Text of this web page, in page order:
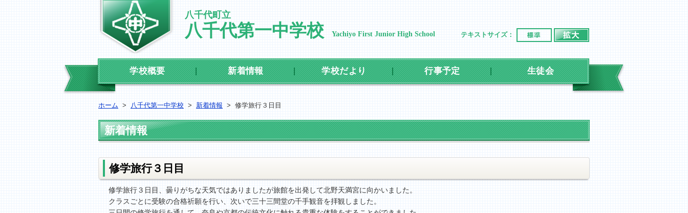
八千代町立
八千代第一中学校 Yachiyo First Junior High School テキストサイズ： 標準
学校概要 新着情報 学校だより 行事予定 生徒会
ホーム > 八千代第一中学校 > 新着情報 > 修学旅行３日目
新着情報
修学旅行３日目
修学旅行３日目、曇りがちな天気ではありましたが旅館を出発して北野天満宮に向かいました。
クラスごとに受験の合格祈願を行い、次いで三十三間堂の千手観音を拝観しました。